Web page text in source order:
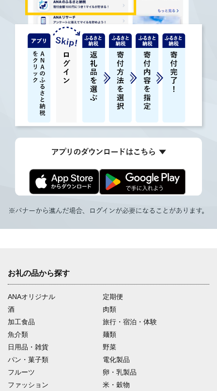
お礼の品から探す
ANAオリジナル
定期便
酒
肉類
加工食品
旅行・宿泊・体験
魚介類
麺類
日用品・雑貨
野菜
パン・菓子類
電化製品
フルーツ
卵・乳製品
ファッション
米・穀物